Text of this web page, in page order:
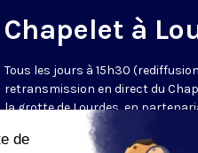
Chapelet à
Tous les jours à 15h30
retransmission en direct du
la grotte de Lourdes, en
Sanctuaires. Chaque jour, l'une
méditations des mystères du